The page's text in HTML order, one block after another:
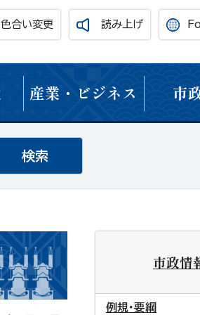
色合い変更 読み上げ
産業・ビジネス 市
市政情
例規・要綱